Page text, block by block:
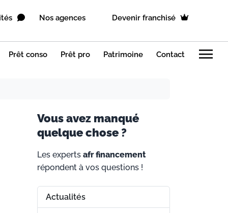
Nos agences Devenir franchisé
Prêt conso Prêt pro Patrimoine Contact menu
Vous avez manqué
quelque chose ?
Les experts afr financement
répondent à vos questions !
Actualités